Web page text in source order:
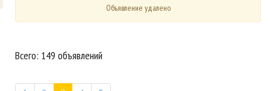
Объявление удалено
Всего: 149 объявлений